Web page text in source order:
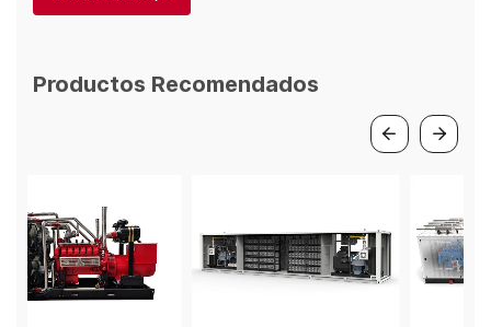
Productos Recomendados